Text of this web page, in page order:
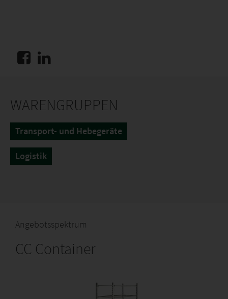
WARENGRUPPEN
Transport- und Hebegeräte
Logistik
Angebotsspektrum
CC Container